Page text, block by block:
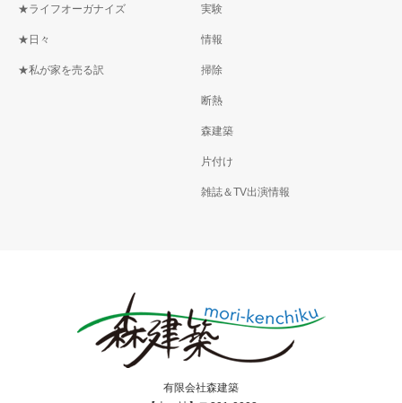
★ライフオーガナイズ
★日々
★私が家を売る訳
実験
情報
掃除
断熱
森建築
片付け
雑誌＆TV出演情報
有限会社森建築